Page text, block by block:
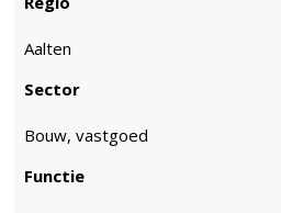
Aalten
Sector
Bouw, vastgoed
Functie